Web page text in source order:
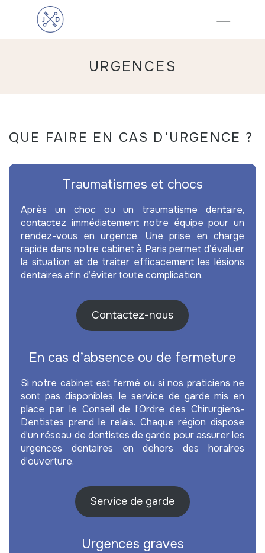
URGENCES
QUE FAIRE EN CAS D’URGENCE ?
Traumatismes et chocs
Après un choc ou un traumatisme dentaire,
contactez immédiatement notre équipe pour un
rendez-vous en urgence. Une prise en charge
rapide dans notre cabinet à Paris permet d’évaluer
la situation et de traiter efficacement les lésions
dentaires afin d’éviter toute complication.
Contactez-nous
En cas d’absence ou de fermeture
Si notre cabinet est fermé ou si nos praticiens ne
sont pas disponibles, le service de garde mis en
place par le Conseil de l’Ordre des Chirurgiens-
Dentistes prend le relais. Chaque région dispose
d’un réseau de dentistes de garde pour assurer les
urgences dentaires en dehors des horaires
d’ouverture.
Service de garde
Urgences graves